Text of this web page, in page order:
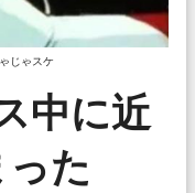
じゃスケ
中に近
た